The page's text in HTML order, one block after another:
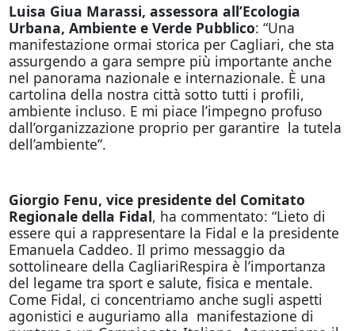
Luisa Giua Marassi, assessora all’Ecologia
Urbana, Ambiente e Verde Pubblico: “Una
manifestazione ormai storica per Cagliari, che sta
assurgendo a gara sempre più importante anche
nel panorama nazionale e internazionale. È una
cartolina della nostra città sotto tutti i profili,
ambiente incluso. E mi piace l’impegno profuso
dall’organizzazione proprio per garantire la tutela
dell’ambiente”.
Giorgio Fenu, vice presidente del Comitato
Regionale della Fidal, ha commentato: “Lieto di
essere qui a rappresentare la Fidal e la presidente
Emanuela Caddeo. Il primo messaggio da
sottolineare della CagliariRespira è l’importanza
del legame tra sport e salute, fisica e mentale.
Come Fidal, ci concentriamo anche sugli aspetti
agonistici e auguriamo alla manifestazione di